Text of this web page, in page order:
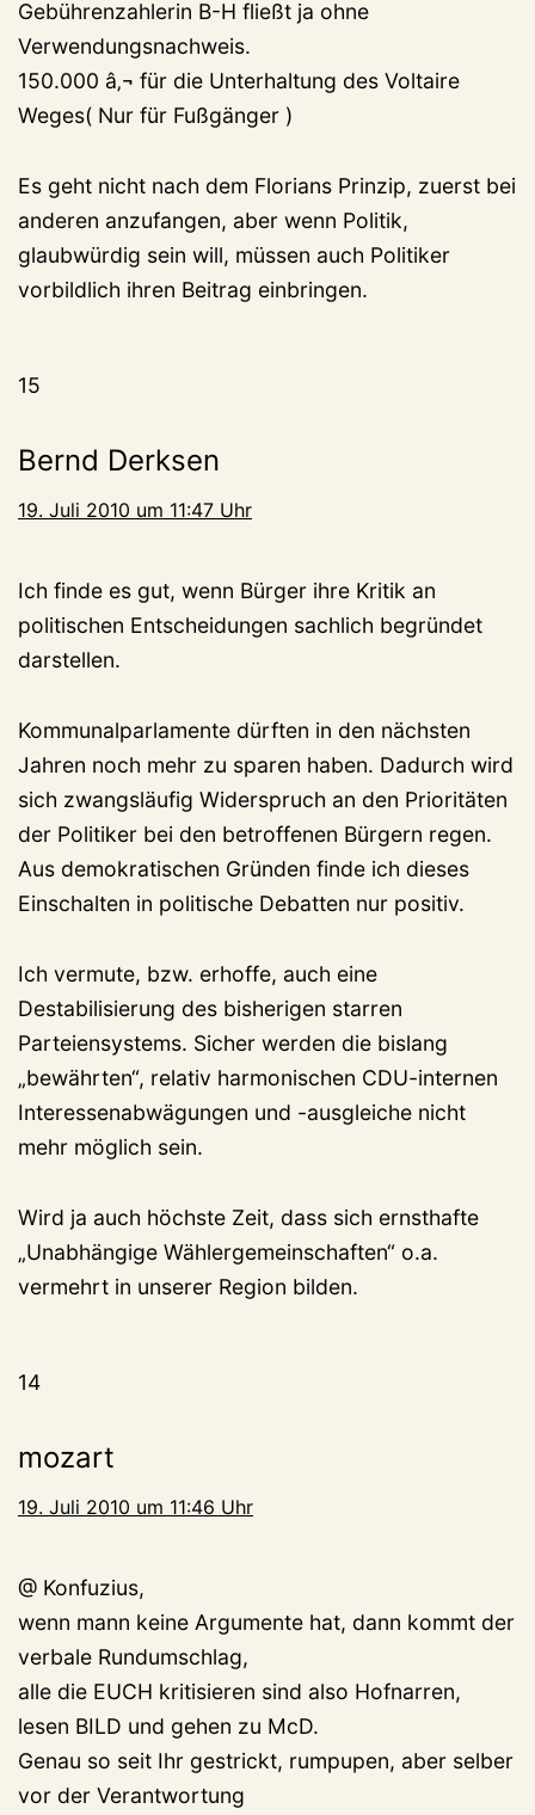
Gebührenzahlerin B-H fließt ja ohne
Verwendungsnachweis.
150.000 â‚¬ für die Unterhaltung des Voltaire
Weges( Nur für Fußgänger )
Es geht nicht nach dem Florians Prinzip, zuerst bei
anderen anzufangen, aber wenn Politik,
glaubwürdig sein will, müssen auch Politiker
vorbildlich ihren Beitrag einbringen.
15
Bernd Derksen
19. Juli 2010 um 11:47 Uhr
Ich finde es gut, wenn Bürger ihre Kritik an
politischen Entscheidungen sachlich begründet
darstellen.
Kommunalparlamente dürften in den nächsten
Jahren noch mehr zu sparen haben. Dadurch wird
sich zwangsläufig Widerspruch an den Prioritäten
der Politiker bei den betroffenen Bürgern regen.
Aus demokratischen Gründen finde ich dieses
Einschalten in politische Debatten nur positiv.
Ich vermute, bzw. erhoffe, auch eine
Destabilisierung des bisherigen starren
Parteiensystems. Sicher werden die bislang
„bewährten“, relativ harmonischen CDU-internen
Interessenabwägungen und -ausgleiche nicht
mehr möglich sein.
Wird ja auch höchste Zeit, dass sich ernsthafte
„Unabhängige Wählergemeinschaften“ o.a.
vermehrt in unserer Region bilden.
14
mozart
19. Juli 2010 um 11:46 Uhr
@ Konfuzius,
wenn mann keine Argumente hat, dann kommt der
verbale Rundumschlag,
alle die EUCH kritisieren sind also Hofnarren,
lesen BILD und gehen zu McD.
Genau so seit Ihr gestrickt, rumpupen, aber selber
vor der Verantwortung